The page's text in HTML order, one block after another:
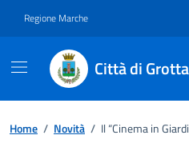
Regione Marche
Città di
Home / Novità / Il “Cinema in